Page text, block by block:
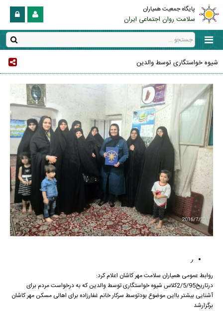
پایگاه جمعیت همیاران
سلامت روان اجتماعی ایران
شیوه خواستگاری توسط والدین
ر
روابط عمومی همیاران سلامت مهر کاشان اعلام کرد:
درتاریخ2/5/95کلاس شیوه خواستگاری توسط والدین که به درخواست مردم برای
آشنایی بیشتر بااین موضوع بودتوسط سرکار خانم غفارزاده برای اهالی مسکن مهر کاشان
برگزارشد